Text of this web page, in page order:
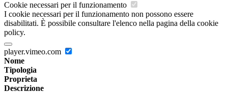
Cookie necessari per il funzionamento
I cookie necessari per il funzionamento non possono essere
disabilitati. È possibile consultare l'elenco nella pagina della cookie
policy.
player.vimeo.com
Nome
Tipologia
Proprieta
Descrizione